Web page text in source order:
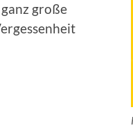
große